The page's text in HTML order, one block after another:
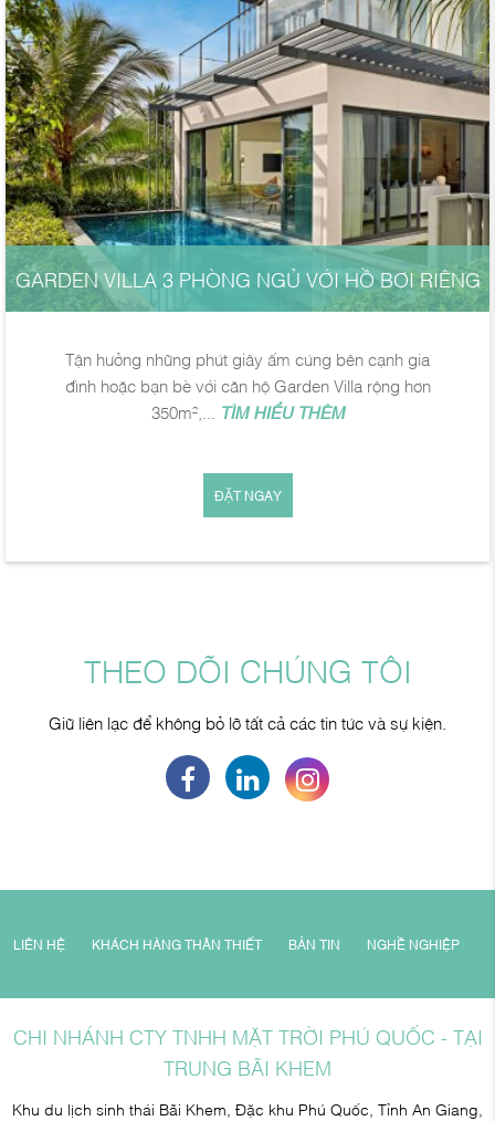
GARDEN VILLA 3 PHÒNG NGỦ VỚI HỒ BƠI RIÊNG
Tận hưởng những phút giây ấm cúng bên cạnh gia
đình hoặc bạn bè với căn hộ Garden Villa rộng hơn
350m²,...
TÌM HIỂU THÊM
ĐẶT NGAY
THEO DÕI CHÚNG TÔI
Giữ liên lạc để không bỏ lỡ tất cả các tin tức và sự kiện.
LIÊN HỆ KHÁCH HÀNG THÂN THIẾT BẢN TIN NGHỀ NGHIỆP
CHI NHÁNH CTY TNHH MẶT TRỜI PHÚ QUỐC - TẠI
TRUNG BÃI KHEM
Khu du lịch sinh thái Bãi Khem, Đặc khu Phú Quốc, Tỉnh An Giang,